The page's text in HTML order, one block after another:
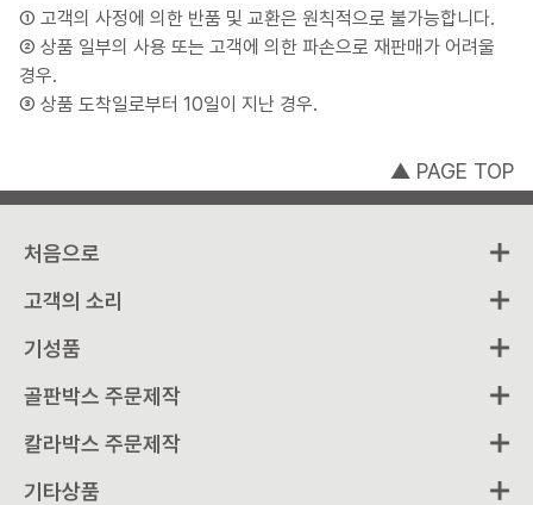
① 고객의 사정에 의한 반품 및 교환은 원칙적으로 불가능합니다.
② 상품 일부의 사용 또는 고객에 의한 파손으로 재판매가 어려울
경우.
③ 상품 도착일로부터 10일이 지난 경우.
▲ PAGE TOP
처음으로
고객의 소리
기성품
골판박스 주문제작
칼라박스 주문제작
기타상품